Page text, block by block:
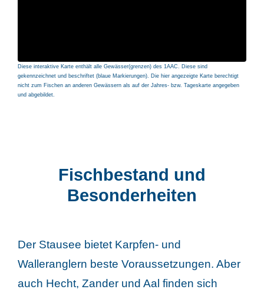
Diese interaktive Karte enthält alle Gewässer(grenzen) des 1AAC. Diese sind
gekennzeichnet und beschriftet (blaue Markierungen). Die hier angezeigte Karte berechtigt
nicht zum Fischen an anderen Gewässern als auf der Jahres- bzw. Tageskarte angegeben
und abgebildet.
Fischbestand und
Besonderheiten
Der Stausee bietet Karpfen- und
Walleranglern beste Voraussetzungen. Aber
auch Hecht, Zander und Aal finden sich